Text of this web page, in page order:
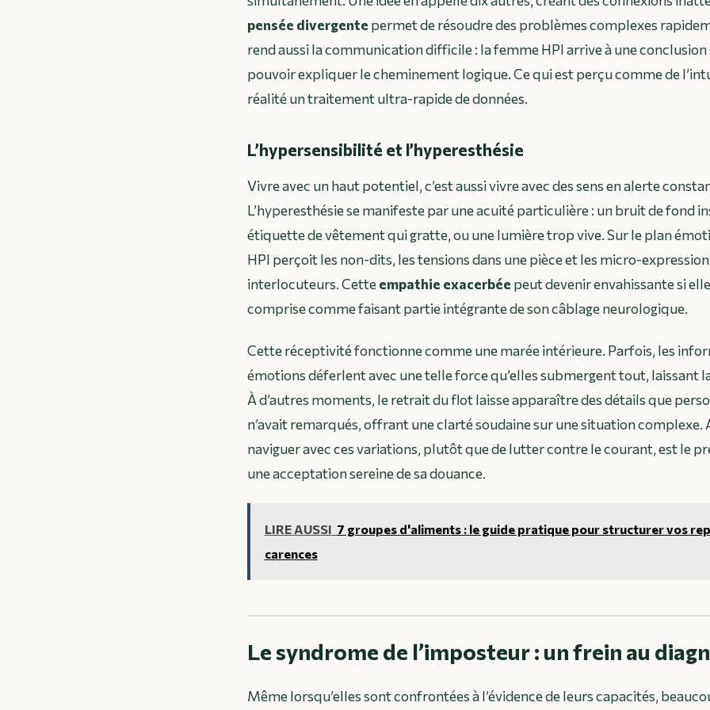
pensée divergente permet de résoudre des problèmes complexes
rend aussi la communication difficile : la femme HPI arrive à une
pouvoir expliquer le cheminement logique. Ce qui est perçu comme de
réalité un traitement ultra-rapide de données.
L’hypersensibilité et l’hyperesthésie
Vivre avec un haut potentiel, c’est aussi vivre avec des sens en alerte
L’hyperesthésie se manifeste par une acuité particulière : un bruit de fond
étiquette de vêtement qui gratte, ou une lumière trop vive. Sur le plan
HPI perçoit les non-dits, les tensions dans une pièce et les micro-
interlocuteurs. Cetteempathie exacerbée peut devenir envahissante si
comprise comme faisant partie intégrante de son câblage neurologique.
Cette réceptivité fonctionne comme une marée intérieure. Parfois, les
émotions déferlent avec une telle force qu’elles submergent tout, laissant
À d’autres moments, le retrait du flot laisse apparaître des détails que
n’avait remarqués, offrant une clarté soudaine sur une situation complexe.
naviguer avec ces variations, plutôt que de lutter contre le courant, est le
une acceptation sereine de sa douance.
LIRE AUSSI 7 groupes d'aliments : le guide pratique pour structurer vos
carences
Le syndrome de l’imposteur : un frein au
Même lorsqu’elles sont confrontées à l’évidence de leurs capacités,